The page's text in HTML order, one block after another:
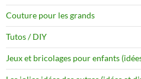
Couture pour les grands
Tutos / DIY
Jeux et bricolages pour enfants